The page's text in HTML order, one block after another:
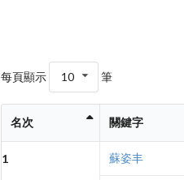
每頁顯示 10 筆
名次 關鍵字
1 蘇姿丰